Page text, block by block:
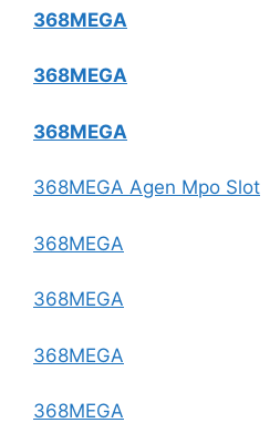
368MEGA
368MEGA
368MEGA
368MEGA Agen Mpo Slot
368MEGA
368MEGA
368MEGA
368MEGA